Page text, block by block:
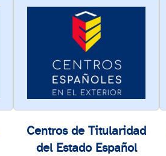
Centros de Titularidad
del Estado Español